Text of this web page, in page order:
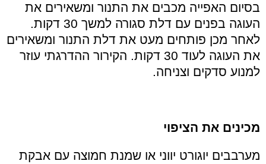
בסיום האפייה מכבים את התנור ומשאירים את
העוגה בפנים עם דלת סגורה למשך 30 דקות.
לאחר מכן פותחים מעט את דלת התנור ומשאירים
את העוגה לעוד 30 דקות. הקירור ההדרגתי עוזר
למנוע סדקים וצניחה.
מכינים את הציפוי
מערבבים יוגורט יווני או שמנת חמוצה עם אבקת